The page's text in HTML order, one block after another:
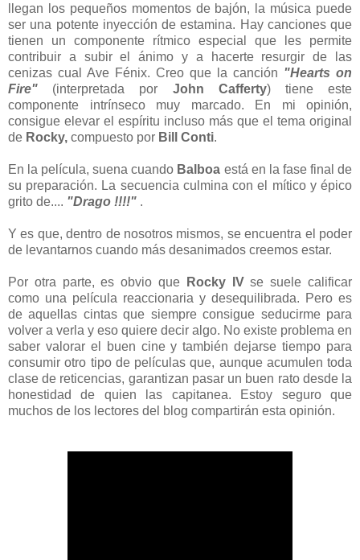
llegan los pequeños momentos de bajón, la música puede
ser una potente inyección de estamina. Hay canciones que
tienen un componente rítmico especial que les permite
contribuir a subir el ánimo y a hacerte resurgir de las
cenizas cual Ave Fénix. Creo que la canción "Hearts on
Fire" (interpretada por John Cafferty) tiene este
componente intrínseco muy marcado. En mi opinión,
consigue elevar el espíritu incluso más que el tema original
de Rocky, compuesto por Bill Conti.
En la película, suena cuando Balboa está en la fase final de
su preparación. La secuencia culmina con el mítico y épico
grito de.... "Drago !!!!" .
Y es que, dentro de nosotros mismos, se encuentra el poder
de levantarnos cuando más desanimados creemos estar.
Por otra parte, es obvio que Rocky IVse suele calificar
como una película reaccionaria y desequilibrada. Pero es
de aquellas cintas que siempre consigue seducirme para
volver a verla y eso quiere decir algo. No existe problema en
saber valorar el buen cine y también dejarse tiempo para
consumir otro tipo de películas que, aunque acumulen toda
clase de reticencias, garantizan pasar un buen rato desde la
honestidad de quien las capitanea. Estoy seguro que
muchos de los lectores del blog compartirán esta opinión.